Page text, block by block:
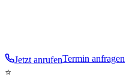
Jetzt anrufenTermin anfragen
⭐